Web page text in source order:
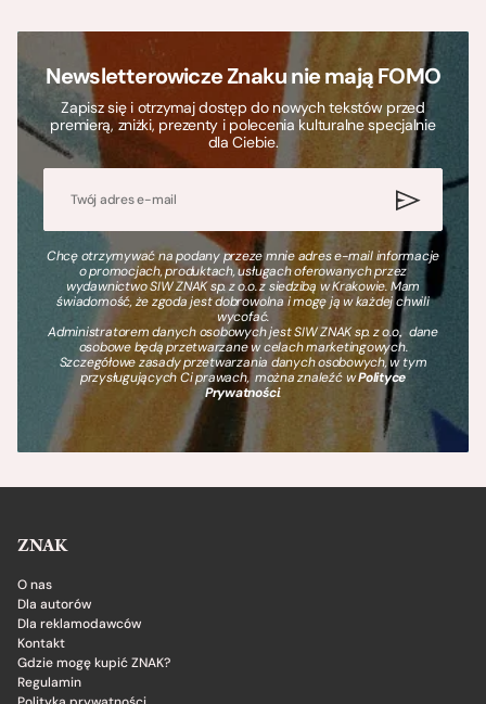
Newsletterowicze Znaku nie mają FOMO
Zapisz się i otrzymaj dostęp do nowych tekstów przed
premierą, zniżki, prezenty i polecenia kulturalne specjalnie
dla Ciebie.
Chcę otrzymywać na podany przeze mnie adres e-mail informacje
o promocjach, produktach, usługach oferowanych przez
wydawnictwo SIW ZNAK sp. z o.o. z siedzibą w Krakowie. Mam
świadomość, że zgoda jest dobrowolna i mogę ją w każdej chwili
wycofać.
Administratorem danych osobowych jest SIW ZNAK sp. z o.o., dane
osobowe będą przetwarzane w celach marketingowych.
Szczegółowe zasady przetwarzania danych osobowych, w tym
przysługujących Ci prawach, można znaleźć wPolityce
Prywatności.
ZNAK
O nas
Dla autorów
Dla reklamodawców
Kontakt
Gdzie mogę kupić ZNAK?
Regulamin